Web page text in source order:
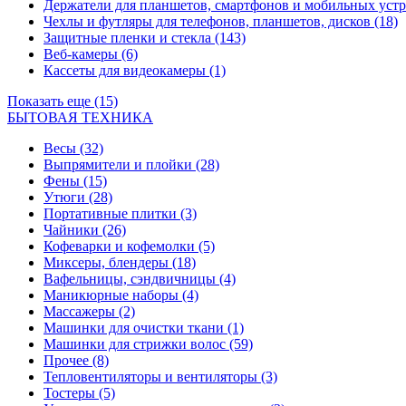
Держатели для планшетов, смартфонов и мобильных
Чехлы и футляры для телефонов, планшетов, дисков (18)
Защитные пленки и стекла (143)
Веб-камеры (6)
Кассеты для видеокамеры (1)
Показать еще (15)
БЫТОВАЯ ТЕХНИКА
Весы (32)
Выпрямители и плойки (28)
Фены (15)
Утюги (28)
Портативные плитки (3)
Чайники (26)
Кофеварки и кофемолки (5)
Миксеры, блендеры (18)
Вафельницы, сэндвичницы (4)
Маникюрные наборы (4)
Массажеры (2)
Машинки для очистки ткани (1)
Машинки для стрижки волос (59)
Прочее (8)
Тепловентиляторы и вентиляторы (3)
Тостеры (5)